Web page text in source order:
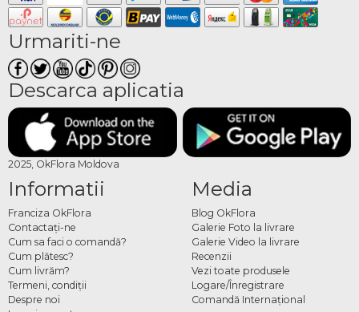
Urmariti-ne
Descarca aplicatia
2025, OkFlora Moldova
Informatii
Franciza OkFlora
Contactaţi-ne
Cum sa faci o comandă?
Cum plătesc?
Cum livrăm?
Termeni, condiţii
Despre noi
Media
Blog OkFlora
Galerie Foto la livrare
Galerie Video la livrare
Recenzii
Vezi toate produsele
Logare/Înregistrare
Comandă Internațional